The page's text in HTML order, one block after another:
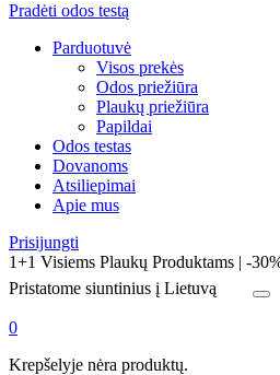
Pradėti odos testą
Parduotuvė
Visos prekės
Odos priežiūra
Plaukų priežiūra
Papildai
Odos testas
Dovanoms
Atsiliepimai
Apie mus
Prisijungti
1+1 Visiems Plaukų Produktams | -
Pristatome siuntinius į Lietuvą
0
Krepšelyje nėra produktų.